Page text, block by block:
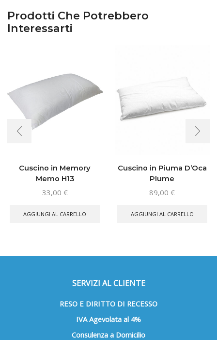
Prodotti Che Potrebbero
Interessarti
Cuscino in Memory
Memo H13
33,00 €
AGGIUNGI AL CARRELLO
Cuscino in Piuma D’Oca
Plume
89,00€
AGGIUNGI AL CARRELLO
SERVIZI AL CLIENTE
RESO E DIRITTO DI RECESSO
IVA Agevolata al 4%
Consulenza a Domicilio